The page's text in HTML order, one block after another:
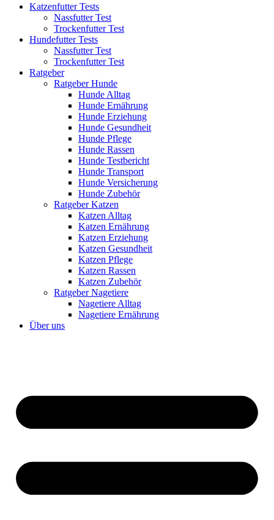
Katzenfutter Tests
Nassfutter Test
Trockenfutter Test
Hundefutter Tests
Nassfutter Test
Trockenfutter Test
Ratgeber
Ratgeber Hunde
Hunde Alltag
Hunde Ernährung
Hunde Erziehung
Hunde Gesundheit
Hunde Pflege
Hunde Rassen
Hunde Testbericht
Hunde Transport
Hunde Versicherung
Hunde Zubehör
Ratgeber Katzen
Katzen Alltag
Katzen Ernährung
Katzen Erziehung
Katzen Gesundheit
Katzen Pflege
Katzen Rassen
Katzen Zubehör
Ratgeber Nagetiere
Nagetiere Alltag
Nagetiere Ernährung
Über uns